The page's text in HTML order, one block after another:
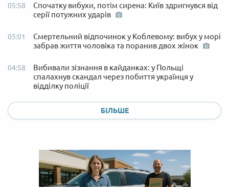
05:58
Спочатку вибухи, потім сирена: Київ здригнувся від
серії потужних ударів
05:01
Смертельний відпочинок у Коблевому: вибух у морі
забрав життя чоловіка та поранив двох жінок
04:58
Вибивали зізнання в кайданках: у Польщі
спалахнув скандал через побиття українця у
відділку поліції
БІЛЬШЕ